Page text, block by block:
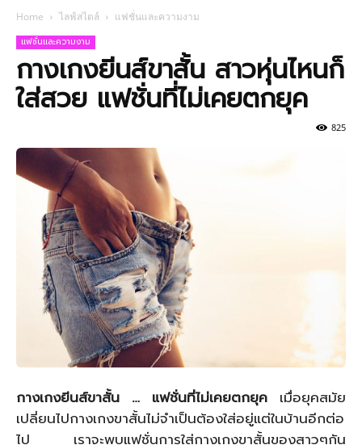
Home ไลฟ์สไตล์ แฟชั่นและความงาม
แฟชั่นและความงาม
กางเกงยีนส์ขาสั้น สาวหุ่นไหนก็
ใส่สวย แฟชั่นที่ไม่เคยตกยุค
825
กางเกงยีนส์ขาสั้น … แฟชั่นที่ไม่เคยตกยุค เมื่อยุคสมัย
เปลี่ยนไปกางเกงขาสั้นไม่จำเป็นต้องใส่อยู่แต่ในบ้านอีกต่อ
ไป เราจะพบแฟชั่นการใส่กางเกงขาสั้นของสาวๆกัน